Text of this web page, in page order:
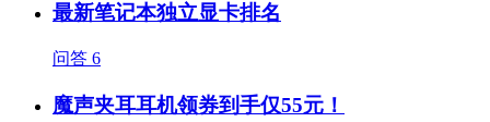
最新笔记本独立显卡排名
问答 6
魔声夹耳耳机领券到手仅55元！